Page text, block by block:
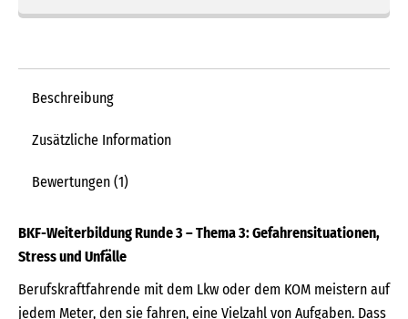
Beschreibung
Zusätzliche Information
Bewertungen (1)
BKF-Weiterbildung Runde 3 – Thema 3: Gefahrensituationen,
Stress und Unfälle
Berufskraftfahrende mit dem Lkw oder dem KOM meistern auf
jedem Meter, den sie fahren, eine Vielzahl von Aufgaben. Dass